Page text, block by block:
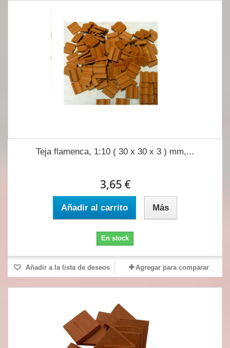
Teja flamenca, 1:10 ( 30 x 30 x 3 ) mm,...
3,65 €
Añadir al carrito Más
En stock
Añadir a la lista de deseos Agregar para comparar